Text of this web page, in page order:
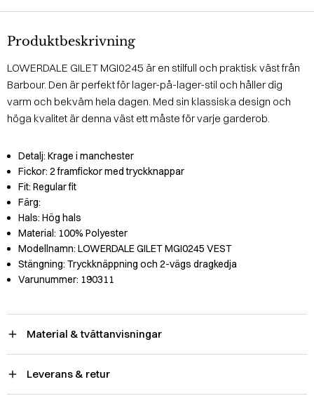
Produktbeskrivning
LOWERDALE GILET MGI0245 är en stilfull och praktisk väst från
Barbour. Den är perfekt för lager-på-lager-stil och håller dig
varm och bekväm hela dagen. Med sin klassiska design och
höga kvalitet är denna väst ett måste för varje garderob.
Detalj: Krage i manchester
Fickor: 2 framfickor med tryckknappar
Fit: Regular fit
Färg:
Hals: Hög hals
Material: 100% Polyester
Modellnamn: LOWERDALE GILET MGI0245 VEST
Stängning: Tryckknäppning och 2-vägs dragkedja
Varunummer: 190311
Material & tvättanvisningar
Leverans & retur